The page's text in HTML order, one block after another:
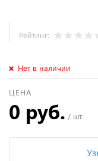
Рейтинг:
Нет в наличии
ЦЕНА
0 руб. / шт